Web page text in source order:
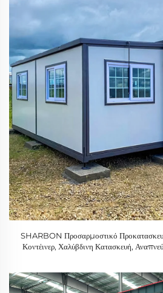
SHARBON Προσαρμοστικό
Κοντέινερ, Χαλύβδινη Κατασκευή,